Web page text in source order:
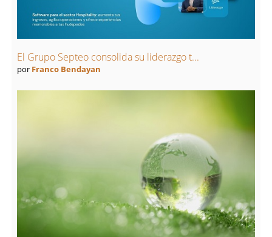
El Grupo Septeo consolida su liderazgo t...
por Franco Bendayan